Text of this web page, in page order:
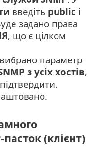
введіть public і
задано права
, що є цілком
параметр
з усіх хостів,
(клієнт)